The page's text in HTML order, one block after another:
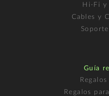
Hi-Fi y
Cables y
Guía
Regalos